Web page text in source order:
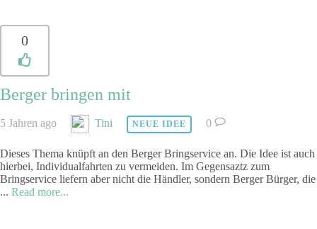
0
Berger bringen mit
5 Jahren ago Tini NEUE IDEE 0
Dieses Thema knüpft an den Berger Bringservice an. Die Idee ist auch
hierbei, Individualfahrten zu vermeiden. Im Gegensaztz zum
Bringservice liefern aber nicht die Händler, sondern Berger Bürger, die
... Read more...